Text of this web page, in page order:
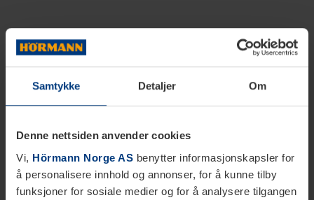
Samtykke Detaljer Om
Denne nettsiden anvender cookies
Vi, Hörmann Norge AS benytter informasjonskapsler for
å personalisere innhold og annonser, for å kunne tilby
funksjoner for sosiale medier og for å analysere tilgangen